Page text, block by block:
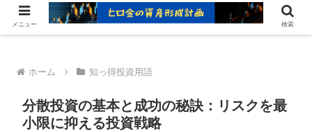
ヒロ金の資産形成レシピ：賢いお金の増やし方
ホーム 知っ得投資用語
分散投資の基本と成功の秘訣：リスクを最
小限に抑える投資戦略
メニュー 検索